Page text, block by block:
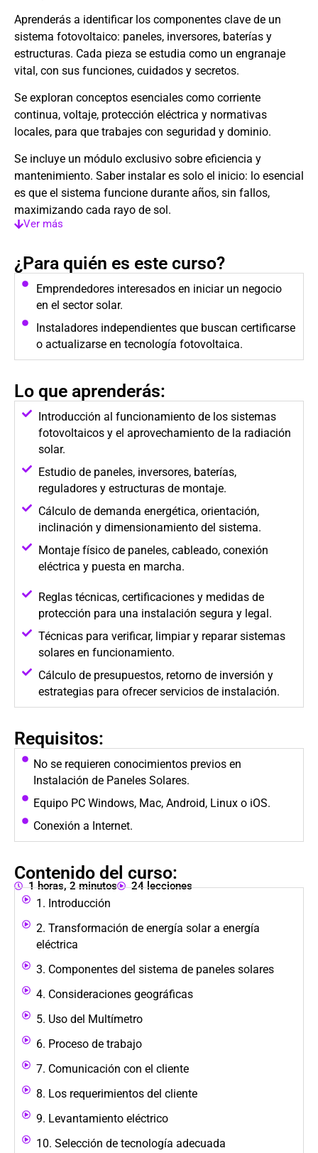
Aprenderás a identificar los componentes clave de un
sistema fotovoltaico: paneles, inversores, baterías y
estructuras. Cada pieza se estudia como un engranaje
vital, con sus funciones, cuidados y secretos.
Se exploran conceptos esenciales como corriente
continua, voltaje, protección eléctrica y normativas
locales, para que trabajes con seguridad y dominio.
Se incluye un módulo exclusivo sobre eficiencia y
mantenimiento. Saber instalar es solo el inicio: lo esencial
es que el sistema funcione durante años, sin fallos,
maximizando cada rayo de sol.
Ver más
¿Para quién es este curso?
Emprendedores interesados en iniciar un negocio
en el sector solar.
Instaladores independientes que buscan certificarse
o actualizarse en tecnología fotovoltaica.
Lo que aprenderás:
Introducción al funcionamiento de los sistemas
fotovoltaicos y el aprovechamiento de la radiación
solar.
Estudio de paneles, inversores, baterías,
reguladores y estructuras de montaje.
Cálculo de demanda energética, orientación,
inclinación y dimensionamiento del sistema.
Montaje físico de paneles, cableado, conexión
eléctrica y puesta en marcha.
Reglas técnicas, certificaciones y medidas de
protección para una instalación segura y legal.
Técnicas para verificar, limpiar y reparar sistemas
solares en funcionamiento.
Cálculo de presupuestos, retorno de inversión y
estrategias para ofrecer servicios de instalación.
Requisitos:
No se requieren conocimientos previos en
Instalación de Paneles Solares.
Equipo PC Windows, Mac, Android, Linux o iOS.
Conexión a Internet.
Contenido del curso:
1 horas, 2 minutos 24 lecciones
1. Introducción
2. Transformación de energía solar a energía
eléctrica
3. Componentes del sistema de paneles solares
4. Consideraciones geográficas
5. Uso del Multímetro
6. Proceso de trabajo
7. Comunicación con el cliente
8. Los requerimientos del cliente
9. Levantamiento eléctrico
10. Selección de tecnología adecuada